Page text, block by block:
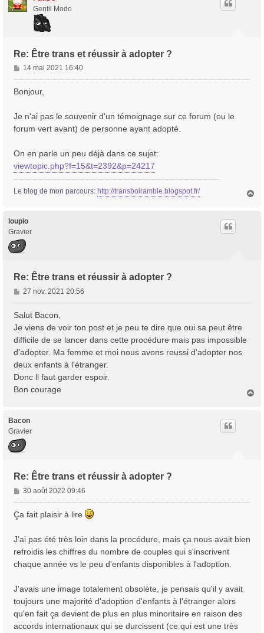
Trans District
Forum d'information sur les transidentités masculines FtM/FtX/Ft*
Gentil Modo
Re: Être trans et réussir à adopter ?
M
e
s
g
e
14 mai 2021 16:40
Bonjour,
Je n'ai pas le souvenir d'un témoignage sur ce forum (ou le
forum vert avant) de personne ayant adopté.
On en parle un peu déjà dans ce sujet:
viewtopic.php?f=15&t=2392&p=24217
Le blog de mon parcours: http://transboiramble.blogspot.fr/
loupio
Gravier
Re: Être trans et réussir à adopter ?
M
e
s
g
e
27 nov. 2021 20:56
Salut Bacon,
Je viens de voir ton post et je peu te dire que oui sa peut être
difficile de se lancer dans cette procédure mais pas impossible
d'adopter. Ma femme et moi nous avons reussi d'adopter nos
deux enfants à l'étranger.
Donc ll faut garder espoir.
Bon courage
Bacon
Gravier
Re: Être trans et réussir à adopter ?
M
e
s
g
e
30 août 2022 09:46
Ça fait plaisir à lire
J'ai pas été très loin dans la procédure, mais ça nous avait bien
refroidis les chiffres du nombre de couples qui s'inscrivent
chaque année vs le peu d'enfants disponibles à l'adoption.
J'avais une image totalement obsolète, je pensais qu'il y avait
toujours une majorité d'adoption d'enfants à l'étranger alors
qu'en fait ça devient de plus en plus minoritaire en raison des
accords internationaux qui se durcissent (ce qui est une très